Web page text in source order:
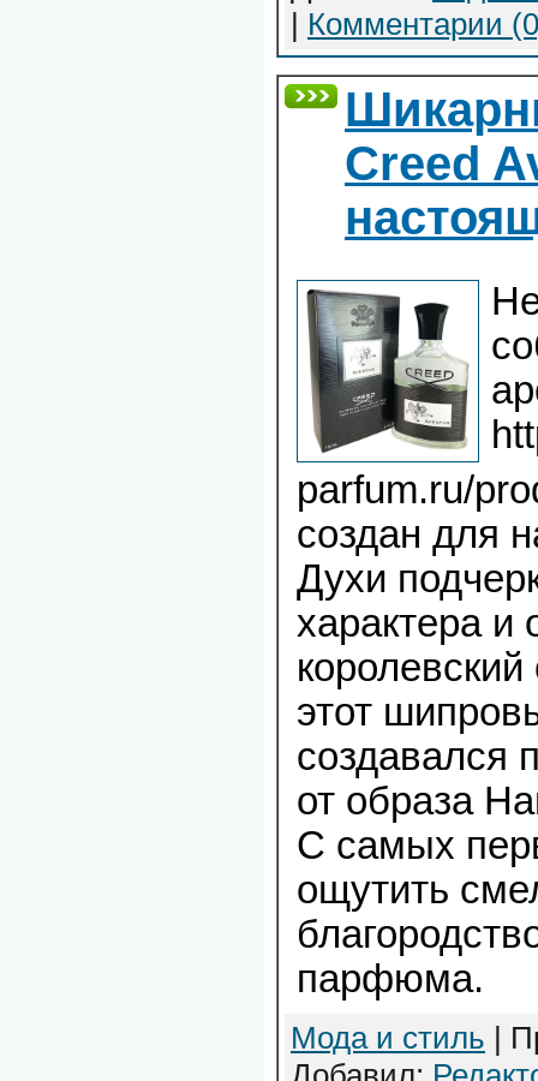
| Комментарии
Creed
parfum.ru/
создан для
Духи
характера и
этот
создавался
от образа
С самых
ощутить
парфюма.
Мода и стиль |